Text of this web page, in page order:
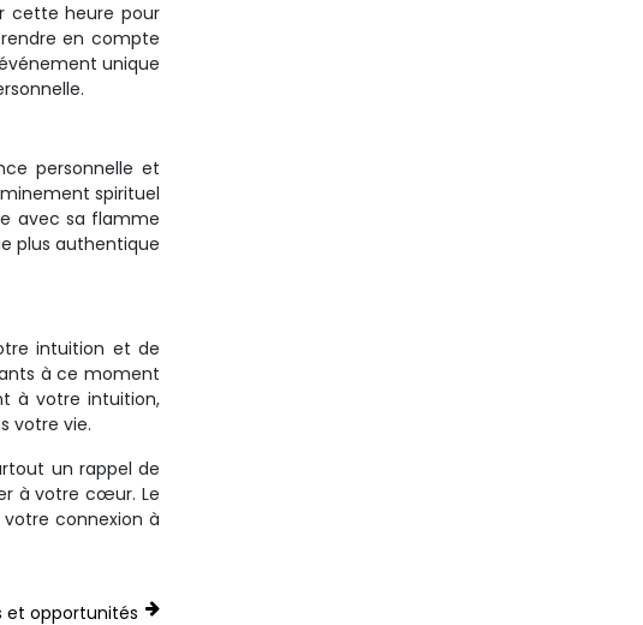
cette heure pour
en compte
unique
personnelle et
spirituel
avec sa flamme
plus authentique
intuition et de
à ce moment
à votre intuition,
votre vie.
un rappel de
à votre cœur. Le
connexion à
et opportunités